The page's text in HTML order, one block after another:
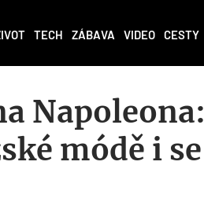
TECH ZÁBAVA VIDEO CESTY
Napoleona:
módě i se